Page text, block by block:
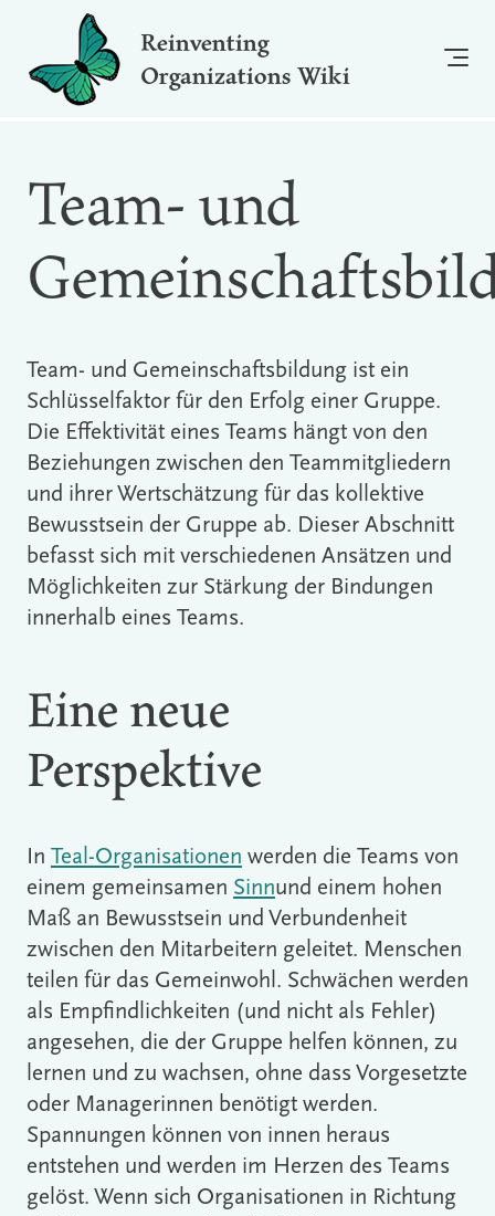
Reinventing
Organizations Wiki
Team- und
Team- und Gemeinschaftsbildung ist ein
Schlüsselfaktor für den Erfolg einer Gruppe.
Die Effektivität eines Teams hängt von den
Beziehungen zwischen den Teammitgliedern
und ihrer Wertschätzung für das kollektive
Bewusstsein der Gruppe ab. Dieser Abschnitt
befasst sich mit verschiedenen Ansätzen und
Möglichkeiten zur Stärkung der Bindungen
innerhalb eines Teams.
Eine neue
Perspektive
In Teal-Organisationen werden die Teams von
einem gemeinsamen Sinnund einem hohen
Maß an Bewusstsein und Verbundenheit
zwischen den Mitarbeitern geleitet. Menschen
teilen für das Gemeinwohl. Schwächen werden
als Empfindlichkeiten (und nicht als Fehler)
angesehen, die der Gruppe helfen können, zu
lernen und zu wachsen, ohne dass Vorgesetzte
oder Managerinnen benötigt werden.
Spannungen können von innen heraus
entstehen und werden im Herzen des Teams
gelöst. Wenn sich Organisationen in Richtung